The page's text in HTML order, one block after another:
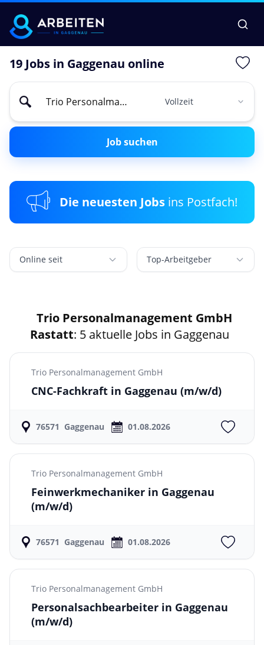
19 Jobs in Gaggenau online
Job suchen
Die neuesten Jobs ins Postfach!
Online seit Top-Arbeitgeber
Trio Personalmanagement GmbH
Rastatt: 5 aktuelle Jobs in Gaggenau
Trio Personalmanagement GmbH
CNC-Fachkraft in Gaggenau (m/w/d)
76571 Gaggenau 01.08.2026
Trio Personalmanagement GmbH
Feinwerkmechaniker in Gaggenau
(m/w/d)
76571 Gaggenau 01.08.2026
Trio Personalmanagement GmbH
Personalsachbearbeiter in Gaggenau
(m/w/d)